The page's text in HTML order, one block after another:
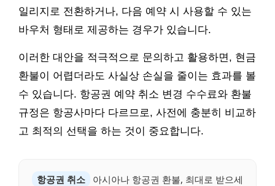
일리지로 전환하거나, 다음 예약 시 사용할 수 있는
바우처 형태로 제공하는 경우가 있습니다.
이러한 대안을 적극적으로 문의하고 활용하면, 현금
환불이 어렵더라도 사실상 손실을 줄이는 효과를 볼
수 있습니다. 항공권 예약 취소 변경 수수료와 환불
규정은 항공사마다 다르므로, 사전에 충분히 비교하
고 최적의 선택을 하는 것이 중요합니다.
항공권 취소
아시아나 항공권 환불, 최대로 받으세